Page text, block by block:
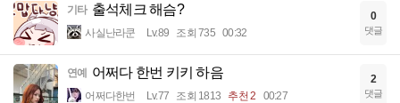
기타 출석체크 해슴?
사실난라쿤 Lv.89 조회 735 00:32
0
댓글
연예 어쩌다 한번 키키 하음
어쩌다한번 Lv.77 조회 1813 추천 2 00:27
2
댓글